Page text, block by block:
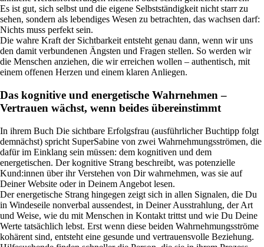
Es ist gut, sich selbst und die eigene Selbstständigkeit nicht starr zu
sehen, sondern als lebendiges Wesen zu betrachten, das wachsen darf:
Nichts muss perfekt sein.
Die wahre Kraft der Sichtbarkeit entsteht genau dann, wenn wir uns
den damit verbundenen Ängsten und Fragen stellen. So werden wir
die Menschen anziehen, die wir erreichen wollen – authentisch, mit
einem offenen Herzen und einem klaren Anliegen.
Das kognitive und energetische Wahrnehmen –
Vertrauen wächst, wenn beides übereinstimmt
In ihrem Buch Die sichtbare Erfolgsfrau (ausführlicher Buchtipp folgt
demnächst) spricht SuperSabine von zwei Wahrnehmungsströmen, die
dafür im Einklang sein müssen: dem kognitiven und dem
energetischen. Der kognitive Strang beschreibt, was potenzielle
Kund:innen über ihr Verstehen von Dir wahrnehmen, was sie auf
Deiner Website oder in Deinem Angebot lesen.
Der energetische Strang hingegen zeigt sich in allen Signalen, die Du
in Windeseile nonverbal aussendest, in Deiner Ausstrahlung, der Art
und Weise, wie du mit Menschen in Kontakt trittst und wie Du Deine
Werte tatsächlich lebst. Erst wenn diese beiden Wahrnehmungsströme
kohärent sind, entsteht eine gesunde und vertrauensvolle Beziehung.